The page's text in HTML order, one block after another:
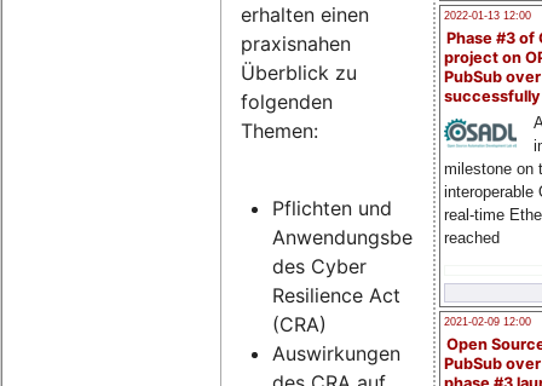
2022-01-13 12:00
Phase #3 of
project on
PubSub over
milestone on
interoperable
real-time
reached
2021-02-09 12:00
Open
PubSub
erhalten einen
praxisnahen
Überblick zu
folgenden
Themen:
Pflichten und
Anwendungsbereich
des Cyber
Resilience Act
(CRA)
Auswirkungen